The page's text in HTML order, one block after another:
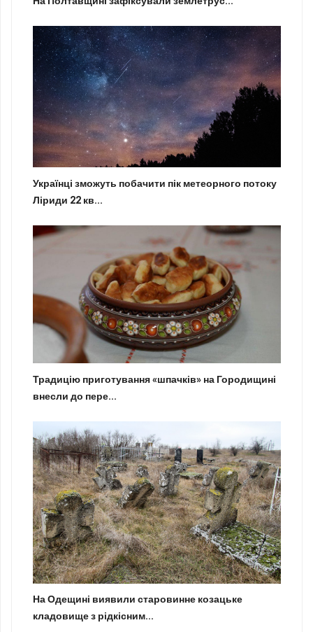
Українці зможуть побачити пік метеорного потоку
Ліриди 22 кв...
Традицію приготування «шпачків» на Городищині
внесли до пере...
На Одещині виявили старовинне козацьке
кладовище з рідкісним...